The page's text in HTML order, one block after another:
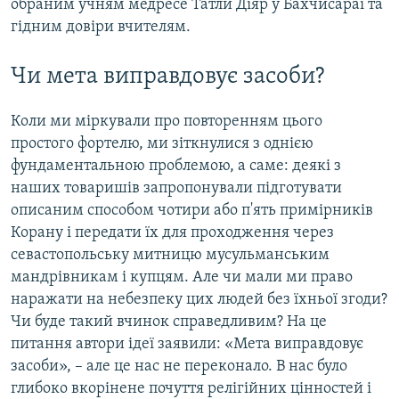
обраним учням медресе Татли Діяр у Бахчисараї та
гідним довіри вчителям.
Чи мета виправдовує засоби?
Коли ми міркували про повторенням цього
простого фортелю, ми зіткнулися з однією
фундаментальною проблемою, а саме: деякі з
наших товаришів запропонували підготувати
описаним способом чотири або п'ять примірників
Корану і передати їх для проходження через
севастопольську митницю мусульманським
мандрівникам і купцям. Але чи мали ми право
наражати на небезпеку цих людей без їхньої згоди?
Чи буде такий вчинок справедливим? На це
питання автори ідеї заявили: «Мета виправдовує
засоби», – але це нас не переконало. В нас було
глибоко вкорінене почуття релігійних цінностей і